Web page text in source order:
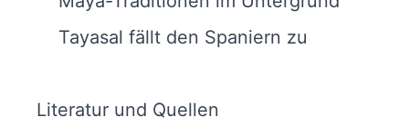
Tayasal fällt den Spaniern zu
Literatur und Quellen